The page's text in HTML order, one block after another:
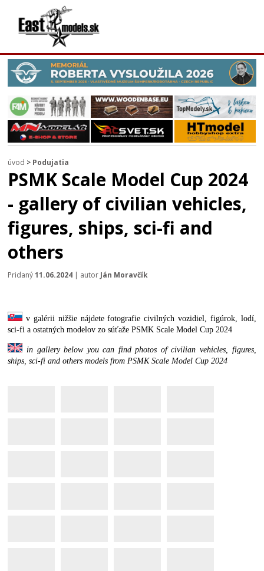
úvod > Podujatia
PSMK Scale Model Cup 2024
- gallery of civilian vehicles,
figures, ships, sci-fi and
others
Pridaný11.06.2024 | autorJán Moravčík
v galérii nižšie nájdete fotografie civilných vozidiel, figúrok, lodí,
sci-fi a ostatných modelov zo súťažePSMK Scale Model Cup2024
in gallery below you can find photos of civilian vehicles, figures,
ships, sci-fi and others models fromPSMK Scale Model Cup2024